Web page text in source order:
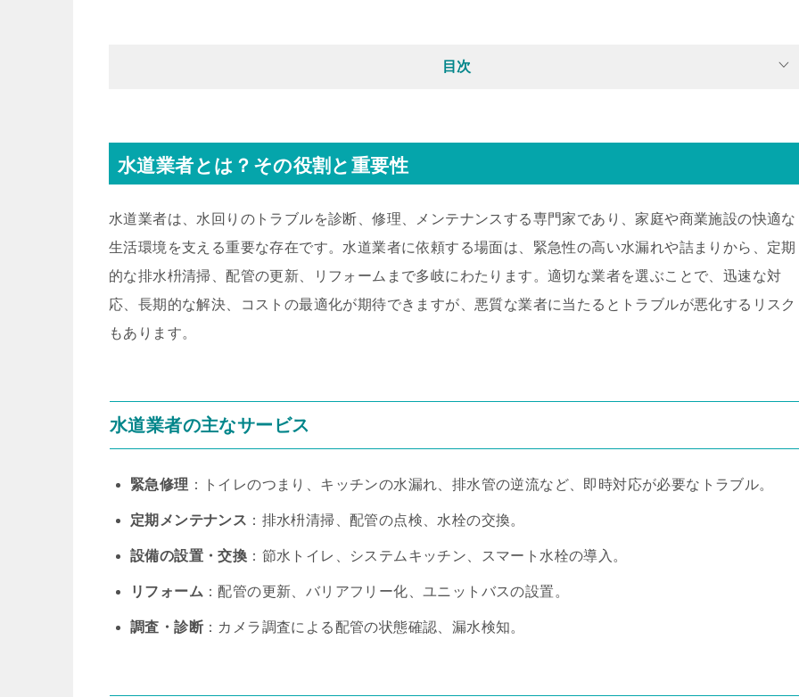
目次
水道業者とは？その役割と重要性
水道業者は、水回りのトラブルを診断、修理、メンテナンスする専門家であり、家庭や商業施設の快適な
生活環境を支える重要な存在です。水道業者に依頼する場面は、緊急性の高い水漏れや詰まりから、定期
的な排水枡清掃、配管の更新、リフォームまで多岐にわたります。適切な業者を選ぶことで、迅速な対
応、長期的な解決、コストの最適化が期待できますが、悪質な業者に当たるとトラブルが悪化するリスク
もあります。
水道業者の主なサービス
緊急修理 ：トイレのつまり、キッチンの水漏れ、排水管の逆流など、即時対応が必要なトラブル。
定期メンテナンス ：排水枡清掃、配管の点検、水栓の交換。
設備の設置・交換 ：節水トイレ、システムキッチン、スマート水栓の導入。
リフォーム ：配管の更新、バリアフリー化、ユニットバスの設置。
調査・診断 ：カメラ調査による配管の状態確認、漏水検知。